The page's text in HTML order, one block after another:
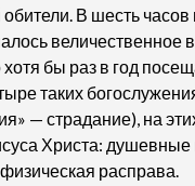
В шесть часов
величественное
бы раз в год
таких
— страдание), на
Христа: душевные
расправа.